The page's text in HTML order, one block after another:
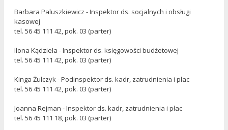
Barbara Paluszkiewicz - Inspektor ds. socjalnych i obsługi
kasowej
tel. 56 45 111 42, pok. 03 (parter)
Ilona Kądziela - Inspektor ds. księgowości budżetowej
tel. 56 45 111 42, pok. 03 (parter)
Kinga Żulczyk - Podinspektor ds. kadr, zatrudnienia i płac
tel. 56 45 111 42, pok. 03 (parter)
Joanna Rejman - Inspektor ds. kadr, zatrudnienia i płac
tel. 56 45 111 18, pok. 03 (parter)